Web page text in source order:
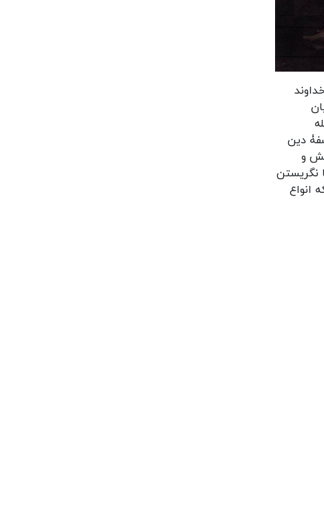
دین
و
نگریستن
انواع